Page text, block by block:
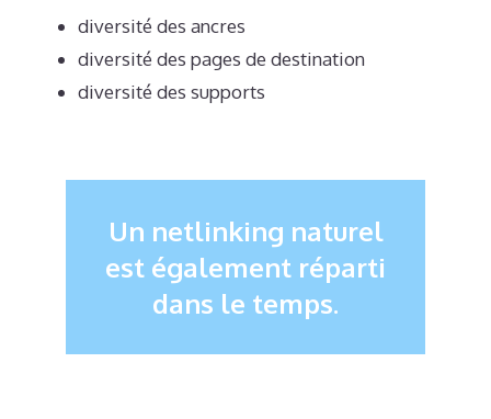
diversité des ancres
diversité des pages de destination
diversité des supports
Un netlinking naturel
est également réparti
dans le temps.